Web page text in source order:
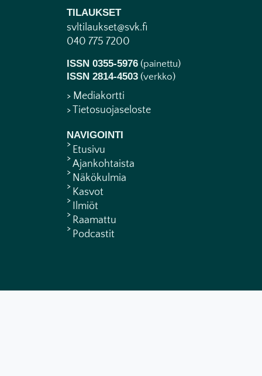
TILAUKSET
svltilaukset@svk.fi
040 775 7200
ISSN 0355-5976 (painettu)
ISSN 2814-4503 (verkko)
> Mediakortti
> Tietosuojaseloste
NAVIGOINTI
Etusivu
Ajankohtaista
Näkökulmia
Kasvot
Ilmiöt
Raamattu
Podcastit